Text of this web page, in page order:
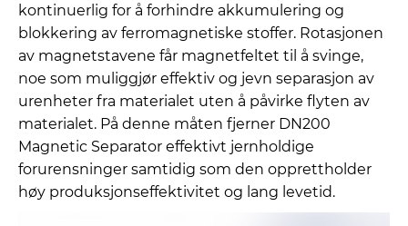
kontinuerlig for å forhindre akkumulering og
blokkering av ferromagnetiske stoffer. Rotasjonen
av magnetstavene får magnetfeltet til å svinge,
noe som muliggjør effektiv og jevn separasjon av
urenheter fra materialet uten å påvirke flyten av
materialet. På denne måten fjerner DN200
Magnetic Separator effektivt jernholdige
forurensninger samtidig som den opprettholder
høy produksjonseffektivitet og lang levetid.